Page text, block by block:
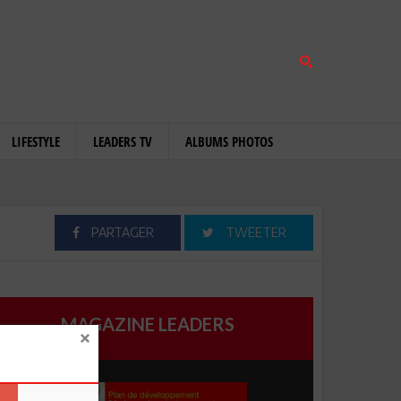
LIFESTYLE LEADERS TV ALBUMS PHOTOS
PARTAGER TWEETER
MAGAZINE LEADERS